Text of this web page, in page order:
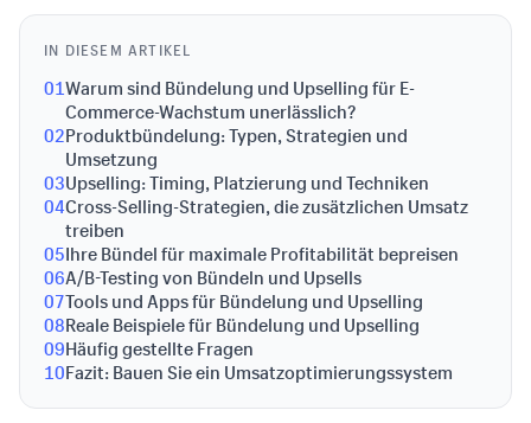
IN DIESEM ARTIKEL
01Warum sind Bündelung und Upselling für E-
Commerce-Wachstum unerlässlich?
02Produktbündelung: Typen, Strategien und
Umsetzung
03Upselling: Timing, Platzierung und Techniken
04Cross-Selling-Strategien, die zusätzlichen Umsatz
treiben
05Ihre Bündel für maximale Profitabilität bepreisen
06A/B-Testing von Bündeln und Upsells
07Tools und Apps für Bündelung und Upselling
08Reale Beispiele für Bündelung und Upselling
09Häufig gestellte Fragen
10Fazit: Bauen Sie ein Umsatzoptimierungssystem